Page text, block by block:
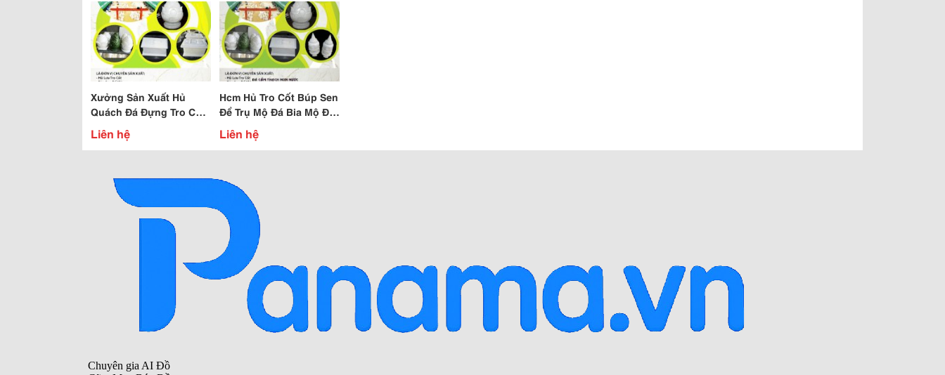
Xưởng Sản Xuất Hủ
Quách Đá Đựng Tro Cốt
Búp Sen Kỳ Lân Đá Để
Trụ Mộ Giá Rẽ Hcm
Liên hệ
Hcm Hủ Tro Cốt Búp Sen
Để Trụ Mộ Đá Bia Mộ Đá
Giá Gốc
Liên hệ